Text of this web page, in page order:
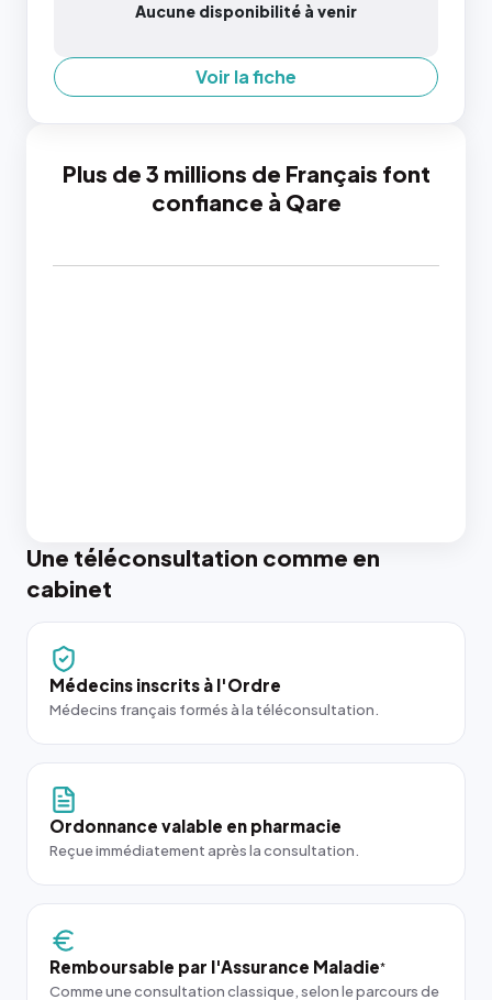
Aucune disponibilité à venir
Voir la fiche
Plus de 3 millions de Français font
confiance à Qare
Une téléconsultation comme en
cabinet
Médecins inscrits à l'Ordre
Médecins français formés à la téléconsultation.
Ordonnance valable en pharmacie
Reçue immédiatement après la consultation.
Remboursable par l'Assurance Maladie*
Comme une consultation classique, selon le parcours de